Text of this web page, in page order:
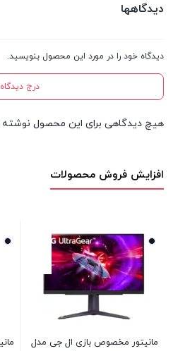
دیدگاهها
دیدگاه خود را در مورد این محصول بنویسید.
درج دیدگاه
هیچ دیدگاهی برای این محصول
افزایش فروش محصولات
مانیتور مخصوص بازی ال جی مدل